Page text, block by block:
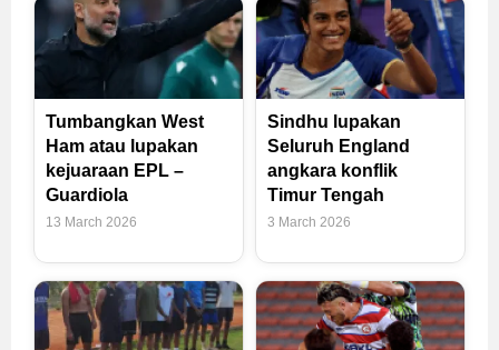
Tumbangkan West
Ham atau lupakan
kejuaraan EPL –
Guardiola
13 March 2026
Sindhu lupakan
Seluruh England
angkara konflik
Timur Tengah
3 March 2026